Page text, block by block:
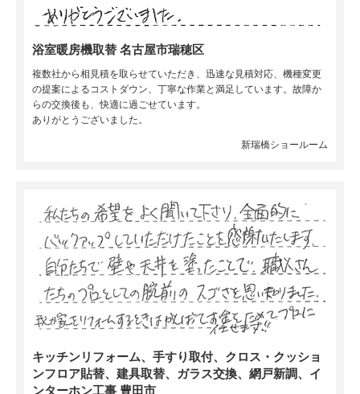
浴室暖房機取替 名古屋市瑞穂区
複数社から相見積を取らせていただき、迅速な見積対応、機種変更
の提案によるコストダウン、丁寧な作業と満足しています。故障か
らの交換後も、快適に過ごせています。
ありがとうございました。
新瑞橋ショールーム
キッチンリフォーム、手すり取付、クロス・クッショ
ンフロア貼替、建具取替、ガラス交換、網戸新調、イ
ンターホン工事 豊田市